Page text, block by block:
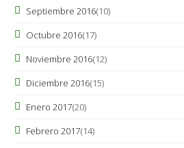
Septiembre 2016(10)
Octubre 2016(17)
Noviembre 2016(12)
Diciembre 2016(15)
Enero 2017(20)
Febrero 2017(14)